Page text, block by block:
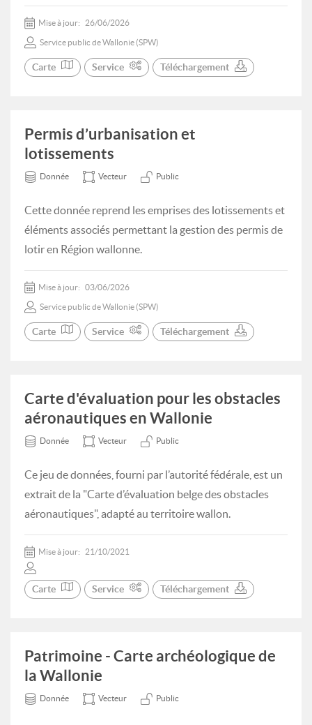
Mise à jour: 26/06/2026
Service public de Wallonie (SPW)
Carte Service Téléchargement
Permis d’urbanisation et
lotissements
Donnée Vecteur Public
Cette donnée reprend les emprises des lotissements et
éléments associés permettant la gestion des permis de
lotir en Région wallonne.
Mise à jour: 03/06/2026
Service public de Wallonie (SPW)
Carte Service Téléchargement
Carte d'évaluation pour les obstacles
aéronautiques en Wallonie
Donnée Vecteur Public
Ce jeu de données, fourni par l’autorité fédérale, est un
extrait de la "Carte d’évaluation belge des obstacles
aéronautiques", adapté au territoire wallon.
Mise à jour: 21/10/2021
Carte Service Téléchargement
Patrimoine - Carte archéologique de
la Wallonie
Donnée Vecteur Public